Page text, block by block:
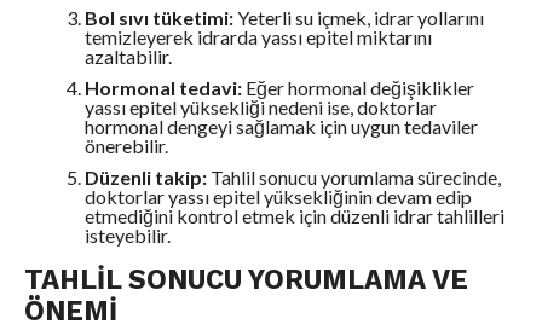
Bol sıvı tüketimi:Yeterli su içmek, idrar yollarını
temizleyerek idrarda yassı epitel miktarını
azaltabilir.
Hormonal tedavi: Eğer hormonal değişiklikler
yassı epitel yüksekliği nedeni ise, doktorlar
hormonal dengeyi sağlamak için uygun tedaviler
önerebilir.
Düzenli takip: Tahlil sonucu yorumlama sürecinde,
doktorlar yassı epitel yüksekliğinin devam edip
etmediğini kontrol etmek için düzenli idrar tahlilleri
isteyebilir.
TAHLIL SONUCU YORUMLAMA VE
ÖNEMI